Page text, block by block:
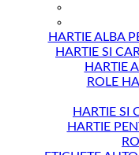
HARTIE ALBA
HARTIE SI
HARTIE
ROLE
HARTIE SI
HARTIE